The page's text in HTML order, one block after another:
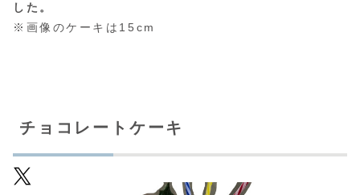
した。
※画像のケーキは15cm
チョコレートケーキ